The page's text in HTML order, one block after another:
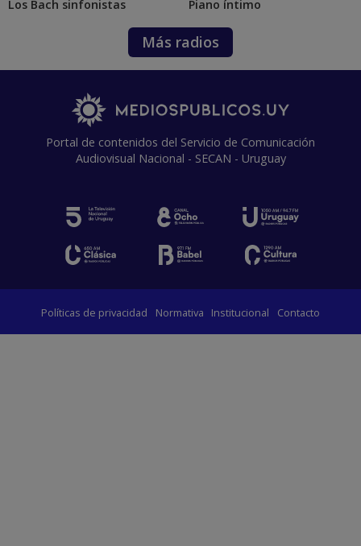
Los Bach sinfonistas Piano íntimo
Más radios
Portal de contenidos del Servicio de Comunicación
Audiovisual Nacional - SECAN - Uruguay
Políticas de privacidad Normativa Institucional Contacto